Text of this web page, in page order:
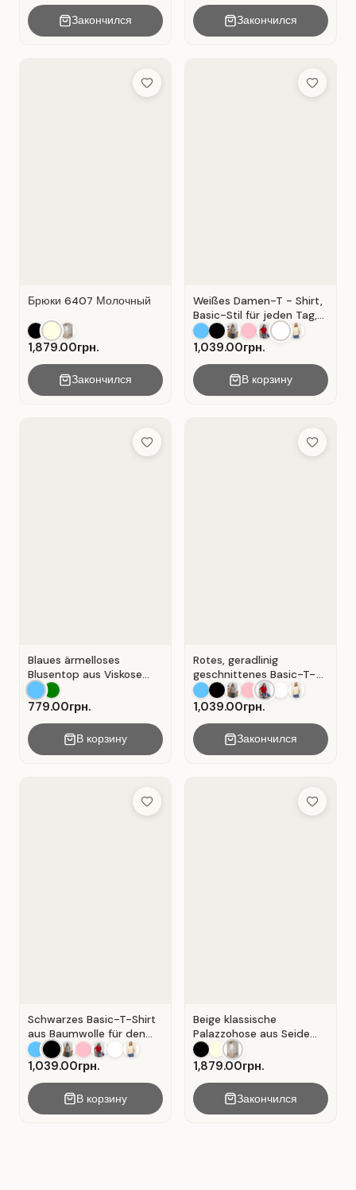
Закончился Закончился
Add to Wish List
Брюки 6407 Молочный
1,879.00грн.
Закончился
Add to
Weißes Damen-T - Shirt,
Basic-Stil für jeden Tag,
Material: Weißer Kater
1,039.00грн.
В корзину
Add to Wish List
Blaues ärmelloses
Blusentop aus Viskose
mit V-Ausschnitt . Blau .
779.00грн.
В корзину
Add to
Rotes, geradlinig
geschnittenes Basic-T-
Shirt aus Baumwolle . Rot
.1,039.00грн.
Закончился
Add to Wish List
Schwarzes Basic-T-Shirt
aus Baumwolle für den
Alltag . Schwarz.
1,039.00грн.
В корзину
Add to
Beige klassische
Palazzohose aus Seide
mit Falten . Beige .
1,879.00грн.
Закончился